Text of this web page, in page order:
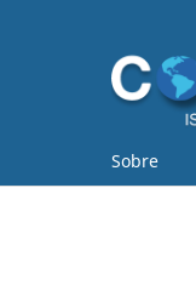
Sobre